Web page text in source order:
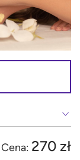
Cena: 270 zł